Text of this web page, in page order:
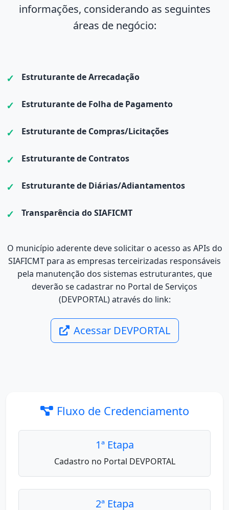
informações, considerando as seguintes
áreas de negócio:
Estruturante de Arrecadação
Estruturante de Folha de Pagamento
Estruturante de Compras/Licitações
Estruturante de Contratos
Estruturante de Diárias/Adiantamentos
Transparência do SIAFICMT
O município aderente deve solicitar o acesso as APIs do
SIAFICMT para as empresas terceirizadas responsáveis
pela manutenção dos sistemas estruturantes, que
deverão se cadastrar no Portal de Serviços
(DEVPORTAL) através do link:
Acessar DEVPORTAL
Fluxo de Credenciamento
1ª Etapa
Cadastro no Portal DEVPORTAL
2ª Etapa